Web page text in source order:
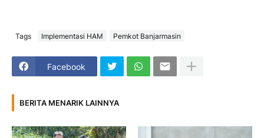
Tags Implementasi HAM Pemkot Banjarmasin
Facebook
BERITA MENARIK LAINNYA